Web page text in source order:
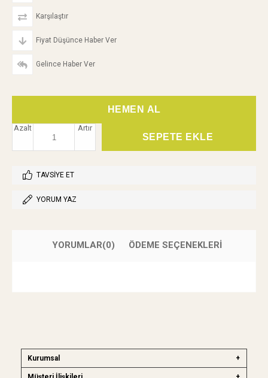
Karşılaştır
Fiyat Düşünce Haber Ver
Gelince Haber Ver
Artır
Azalt
TAVSIYE ET
YORUM YAZ
YORUMLAR(0) ÖDEME SEÇENEKLERI
Kurumsal